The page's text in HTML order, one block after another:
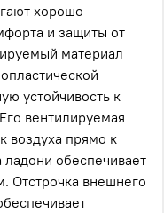
хорошо
и защиты от
материал
устойчивость к
Его вентилируемая
воздуха прямо к
обеспечивает
Отстрочка внешнего